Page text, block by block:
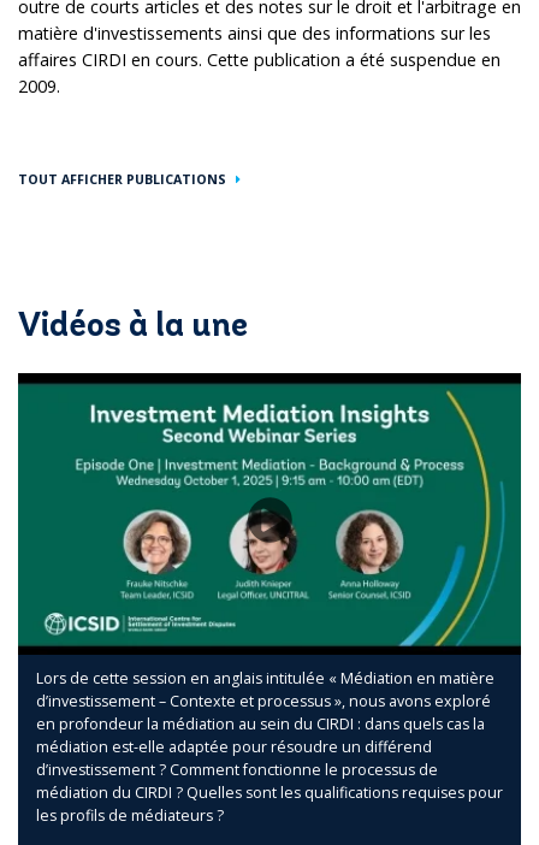
outre de courts articles et des notes sur le droit et l'arbitrage en
matière d'investissements ainsi que des informations sur les
affaires CIRDI en cours. Cette publication a été suspendue en
2009.
TOUT AFFICHER PUBLICATIONS
Vidéos à la une
Lors de cette session en anglais intitulée « Médiation en matière
d’investissement – Contexte et processus », nous avons exploré
en profondeur la médiation au sein du CIRDI : dans quels cas la
médiation est-elle adaptée pour résoudre un différend
d’investissement ? Comment fonctionne le processus de
médiation du CIRDI ? Quelles sont les qualifications requises pour
les profils de médiateurs ?